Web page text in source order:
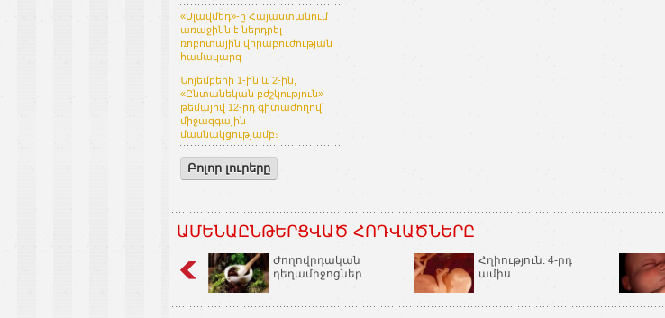
«Սլավմեդ»-ը Հայաստանում
առաջինն է ներդրել
ռոբոտային վիրաբուժության
համակարգ
Նոյեմբերի 1-ին և 2-ին,
«Ընտանեկան բժշկություն»
թեմայով 12-րդ գիտաժողով՝
միջազգային
մասնակցությամբ։
Բոլոր լուրերը
ԱՄԵՆԱԸՆԹԵՐՑՎԱԾ ՀՈԴՎԱԾՆԵՐԸ
Ժողովրդական
դեղամիջոցներ
Հղիություն. 4-րդ
ամիս